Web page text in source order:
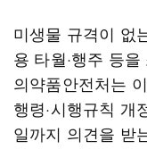
미생물 규격이 없
용 타월·행주 등
의약품안전처는
행령·시행규칙 개
일까지 의견을 받